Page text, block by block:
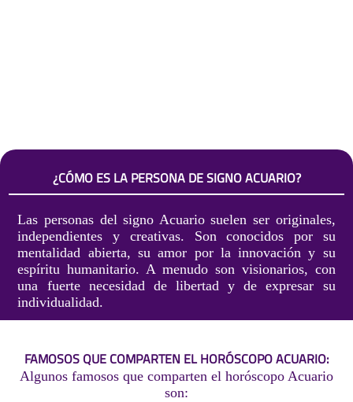
¿CÓMO ES LA PERSONA DE SIGNO ACUARIO?
Las personas del signo Acuario suelen ser originales,
independientes y creativas. Son conocidos por su
mentalidad abierta, su amor por la innovación y su
espíritu humanitario. A menudo son visionarios, con
una fuerte necesidad de libertad y de expresar su
individualidad.
FAMOSOS QUE COMPARTEN EL HORÓSCOPO ACUARIO:
Algunos famosos que comparten el horóscopo Acuario
son: